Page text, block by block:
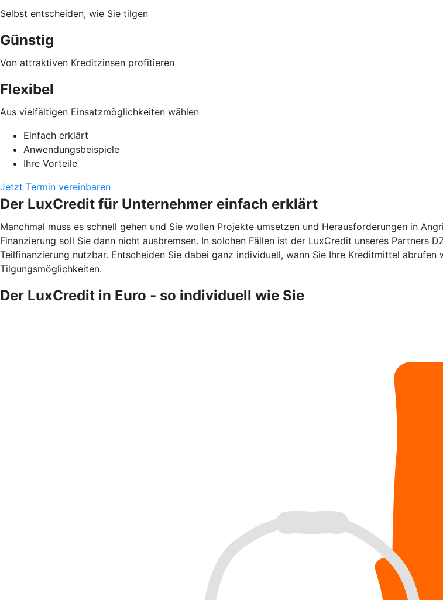
Selbst entscheiden, wie Sie tilgen
Günstig
Von attraktiven Kreditzinsen profitieren
Flexibel
Aus vielfältigen Einsatzmöglichkeiten wählen
Einfach erklärt
Anwendungsbeispiele
Ihre Vorteile
Jetzt Termin vereinbaren
Der LuxCredit für Unternehmer einfach erklärt
Manchmal muss es schnell gehen und Sie wollen Projekte umsetzen und Herausforderungen in
Finanzierung soll Sie dann nicht ausbremsen. In solchen Fällen ist der LuxCredit unseres Partners
Teilfinanzierung nutzbar. Entscheiden Sie dabei ganz individuell, wann Sie Ihre Kreditmittel
Tilgungsmöglichkeiten.
Der LuxCredit in Euro - so individuell wie Sie